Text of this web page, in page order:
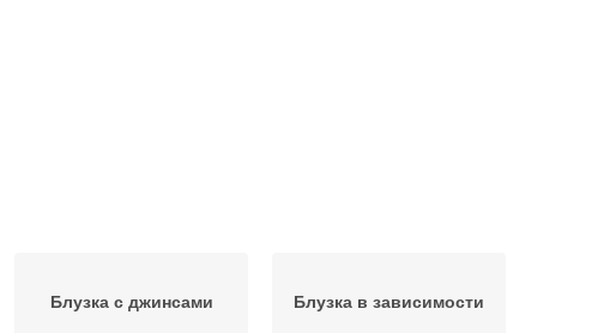
Блузка с джинсами Блузка в зависимости